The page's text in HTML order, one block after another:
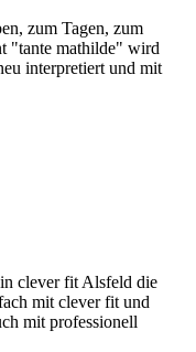
zum Tagen, zum
"tante mathilde" wird
interpretiert und mit
clever fit Alsfeld die
mit clever fit und
mit professionell